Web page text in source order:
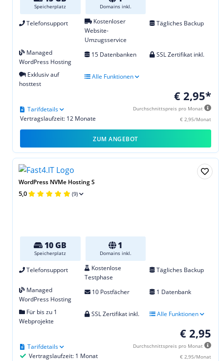
Speicherplatz Domains inkl.
Telefonsupport
Kostenloser
Website-
Umzugsservice
Tägliches Backup
Managed
WordPress Hosting
15 Datenbanken SSL Zertifikat inkl.
Exklusiv auf
hosttest
Alle Funktionen
€ 2,95*
Durchschnittspreis pro Monat
€ 2,95/Monat
Vertragslaufzeit: 12 Monate
Tarifdetails
ZUM ANGEBOT
WordPress NVMe Hosting S
5,0 (9)
10 GB
Speicherplatz
1
Domains inkl.
Telefonsupport
Kostenlose
Testphase
Tägliches Backup
Managed
WordPress Hosting
10 Postfächer 1 Datenbank
Für bis zu 1
Webprojekte
SSL Zertifikat inkl. Alle Funktionen
€ 2,95
Durchschnittspreis pro Monat
€ 2,95/Monat
Vertragslaufzeit: 1 Monat
Tarifdetails